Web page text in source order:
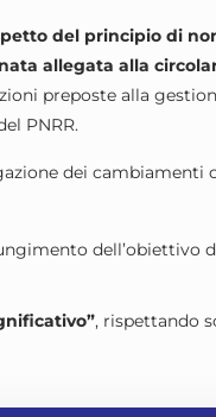
del principio di
allegata alla
preposte alla
PNRR.
dei cambiamenti
dell’obiettivo
, rispettando